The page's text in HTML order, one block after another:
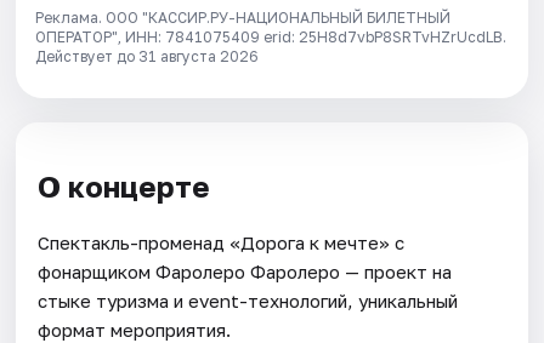
Реклама. ООО "КАССИР.РУ-НАЦИОНАЛЬНЫЙ БИЛЕТНЫЙ
ОПЕРАТОР", ИНН: 7841075409 erid: 25H8d7vbP8SRTvHZrUcdLB.
Действует до 31 августа 2026
О концерте
Спектакль-променад «Дорога к мечте» с
фонарщиком Фаролеро Фаролеро — проект на
стыке туризма и event-технологий, уникальный
формат мероприятия.